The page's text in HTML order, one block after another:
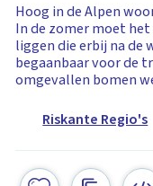
Hoog in de Alpen
In de zomer moet het
liggen die erbij na de
begaanbaar voor de
omgevallen bomen
Riskante Regio's